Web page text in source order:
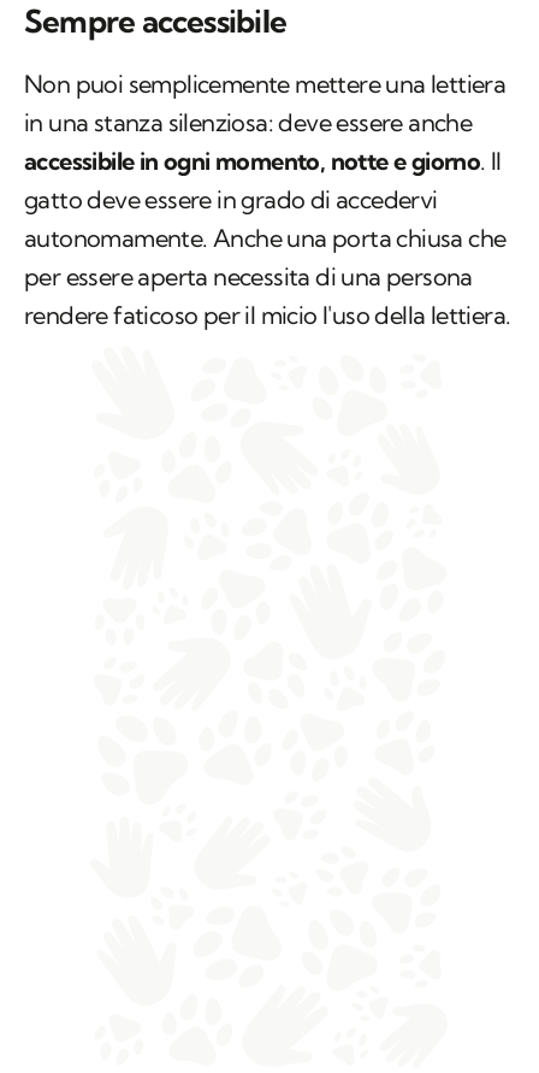
Sempre accessibile
Non puoi semplicemente mettere una lettiera
in una stanza silenziosa: deve essere anche
accessibile in ogni momento, notte e giorno. Il
gatto deve essere in grado di accedervi
autonomamente. Anche una porta chiusa che
per essere aperta necessita di una persona
rendere faticoso per il micio l'uso della lettiera.